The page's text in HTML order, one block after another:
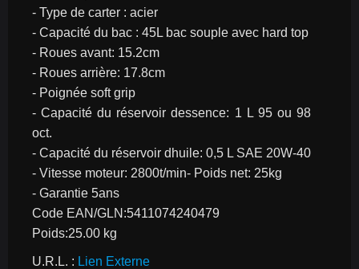
- Type de carter : acier
- Capacité du bac : 45L bac souple avec hard top
- Roues avant: 15.2cm
- Roues arrière: 17.8cm
- Poignée soft grip
- Capacité du réservoir dessence: 1 L 95 ou 98
oct.
- Capacité du réservoir dhuile: 0,5 L SAE 20W-40
- Vitesse moteur: 2800t/min- Poids net: 25kg
- Garantie 5ans
Code EAN/GLN:5411074240479
Poids:25.00 kg
U.R.L. : Lien Externe